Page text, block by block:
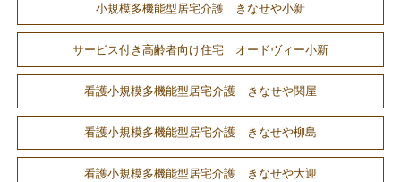
小規模多機能型居宅介護 きなせや小新
サービス付き高齢者向け住宅 オードヴィー小新
看護小規模多機能型居宅介護 きなせや関屋
看護小規模多機能型居宅介護 きなせや柳島
看護小規模多機能型居宅介護 きなせや大迎